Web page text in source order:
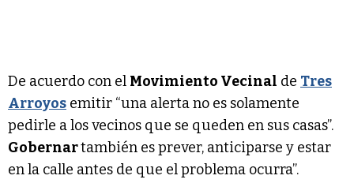
De acuerdo con el Movimiento Vecinal de Tres
Arroyos emitir “una alerta no es solamente
pedirle a los vecinos que se queden en sus casas”.
Gobernartambién es prever, anticiparse y estar
en la calle antes de que el problema ocurra”.